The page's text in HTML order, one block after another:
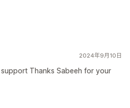
2024年9月10日
Thanks Sabeeh for your